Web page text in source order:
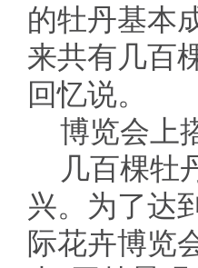
的牡丹基本
来共有几百
回忆说。
博览会上
几百棵牡
兴。为了达
际花卉博览